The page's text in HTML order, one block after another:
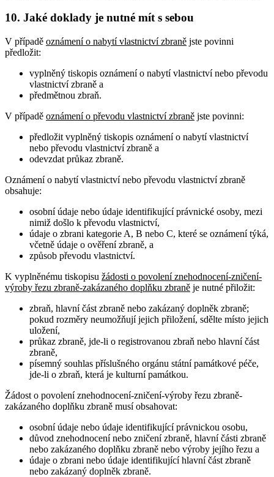
10. Jaké doklady je nutné mít s sebou
V případě oznámení o nabytí vlastnictví zbraně jste povinni
předložit:
vyplněný tiskopis oznámení o nabytí vlastnictví nebo převodu
vlastnictví zbraně a
předmětnou zbraň.
V případě oznámení o převodu vlastnictví zbraně jste povinni:
předložit vyplněný tiskopis oznámení o nabytí vlastnictví
nebo převodu vlastnictví zbraně a
odevzdat průkaz zbraně.
Oznámení o nabytí vlastnictví nebo převodu vlastnictví zbraně
obsahuje:
osobní údaje nebo údaje identifikující právnické osoby, mezi
nimiž došlo k převodu vlastnictví,
údaje o zbrani kategorie A, B nebo C, které se oznámení týká,
včetně údaje o ověření zbraně, a
způsob převodu vlastnictví.
K vyplněnému tiskopisu žádosti o povolení znehodnocení-zničení-
výroby řezu zbraně-zakázaného doplňku zbraně je nutné přiložit:
zbraň, hlavní část zbraně nebo zakázaný doplněk zbraně;
pokud rozměry neumožňují jejich přiložení, sdělte místo jejich
uložení,
průkaz zbraně, jde-li o registrovanou zbraň nebo hlavní část
zbraně,
písemný souhlas příslušného orgánu státní památkové péče,
jde-li o zbraň, která je kulturní památkou.
Žádost o povolení znehodnocení-zničení-výroby řezu zbraně-
zakázaného doplňku zbraně musí obsahovat:
osobní údaje nebo údaje identifikující právnickou osobu,
důvod znehodnocení nebo zničení zbraně, hlavní části zbraně
nebo zakázaného doplňku zbraně nebo výroby jejího řezu a
údaje o zbrani nebo údaje identifikující hlavní část zbraně
nebo zakázaný doplněk zbraně.